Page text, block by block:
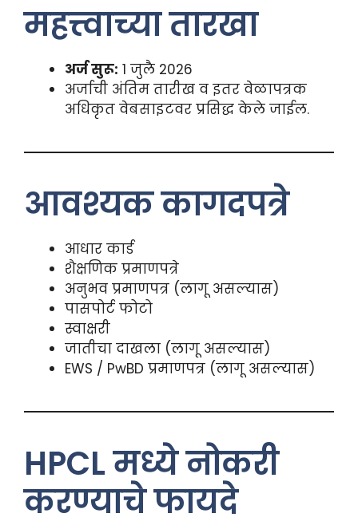
महत्त्वाच्या तारखा
अर्ज सुरू: 1 जुलै 2026
अर्जाची अंतिम तारीख व इतर वेळापत्रक
अधिकृत वेबसाइटवर प्रसिद्ध केले जाईल.
आवश्यक कागदपत्रे
आधार कार्ड
शैक्षणिक प्रमाणपत्रे
अनुभव प्रमाणपत्र (लागू असल्यास)
पासपोर्ट फोटो
स्वाक्षरी
जातीचा दाखला (लागू असल्यास)
EWS / PwBD प्रमाणपत्र (लागू असल्यास)
HPCL मध्ये नोकरी
करण्याचे फायदे